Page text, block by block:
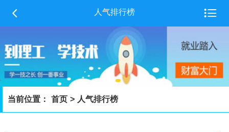
 人气排行榜 
当前位置： 首页 > 人气排行榜